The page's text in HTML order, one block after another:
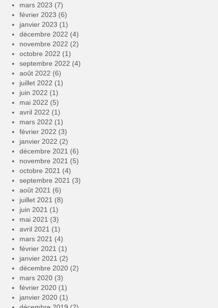
mars 2023 (7)
février 2023 (6)
janvier 2023 (1)
décembre 2022 (4)
novembre 2022 (2)
octobre 2022 (1)
septembre 2022 (4)
août 2022 (6)
juillet 2022 (1)
juin 2022 (1)
mai 2022 (5)
avril 2022 (1)
mars 2022 (1)
février 2022 (3)
janvier 2022 (2)
décembre 2021 (6)
novembre 2021 (5)
octobre 2021 (4)
septembre 2021 (3)
août 2021 (6)
juillet 2021 (8)
juin 2021 (1)
mai 2021 (3)
avril 2021 (1)
mars 2021 (4)
février 2021 (1)
janvier 2021 (2)
décembre 2020 (2)
mars 2020 (3)
février 2020 (1)
janvier 2020 (1)